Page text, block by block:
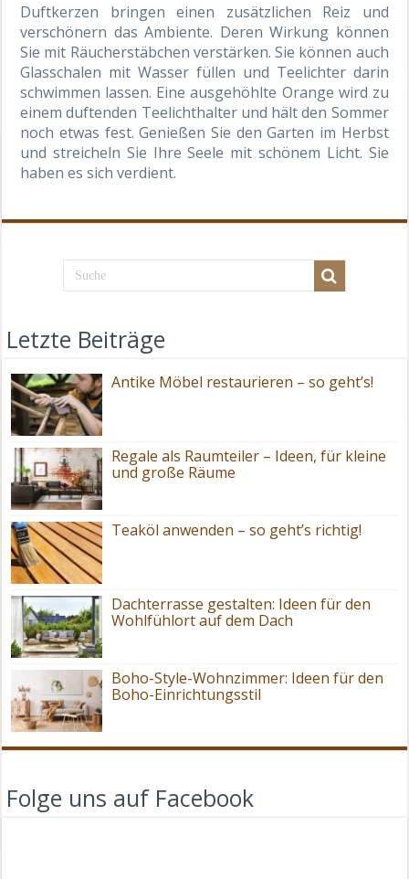
Duftkerzen bringen einen zusätzlichen Reiz und
verschönern das Ambiente. Deren Wirkung können
Sie mit Räucherstäbchen verstärken. Sie können auch
Glasschalen mit Wasser füllen und Teelichter darin
schwimmen lassen. Eine ausgehöhlte Orange wird zu
einem duftenden Teelichthalter und hält den Sommer
noch etwas fest. Genießen Sie den Garten im Herbst
und streicheln Sie Ihre Seele mit schönem Licht. Sie
haben es sich verdient.
Letzte Beiträge
Antike Möbel restaurieren – so geht’s!
Regale als Raumteiler – Ideen, für kleine
und große Räume
Teaköl anwenden – so geht’s richtig!
Dachterrasse gestalten: Ideen für den
Wohlfühlort auf dem Dach
Boho-Style-Wohnzimmer: Ideen für den
Boho-Einrichtungsstil
Folge uns auf Facebook